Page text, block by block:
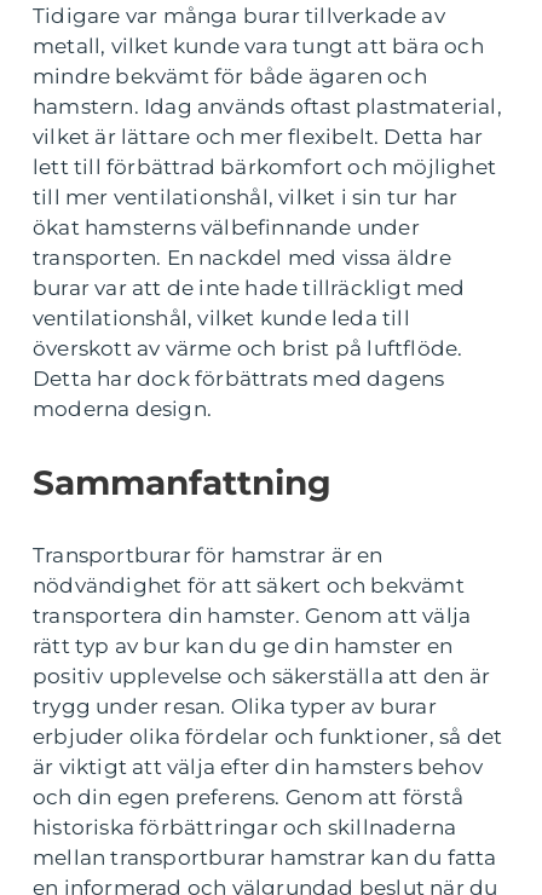
Tidigare var många burar tillverkade av
metall, vilket kunde vara tungt att bära och
mindre bekvämt för både ägaren och
hamstern. Idag används oftast plastmaterial,
vilket är lättare och mer flexibelt. Detta har
lett till förbättrad bärkomfort och möjlighet
till mer ventilationshål, vilket i sin tur har
ökat hamsterns välbefinnande under
transporten. En nackdel med vissa äldre
burar var att de inte hade tillräckligt med
ventilationshål, vilket kunde leda till
överskott av värme och brist på luftflöde.
Detta har dock förbättrats med dagens
moderna design.
Sammanfattning
Transportburar för hamstrar är en
nödvändighet för att säkert och bekvämt
transportera din hamster. Genom att välja
rätt typ av bur kan du ge din hamster en
positiv upplevelse och säkerställa att den är
trygg under resan. Olika typer av burar
erbjuder olika fördelar och funktioner, så det
är viktigt att välja efter din hamsters behov
och din egen preferens. Genom att förstå
historiska förbättringar och skillnaderna
mellan transportburar hamstrar kan du fatta
en informerad och välgrundad beslut när du